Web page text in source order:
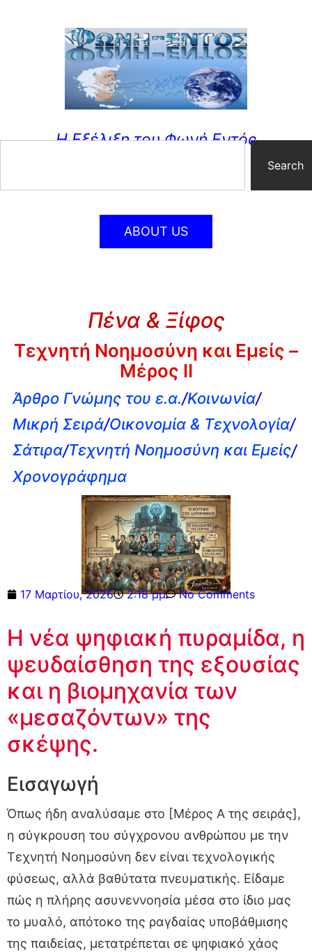
Η Εξέλιξη του Φωνή Εντός
Search
ABOUT US
Πένα & Ξίφος
Τεχνητή Νοημοσύνη και Εμείς –
Μέρος ΙΙ
Άρθρο Γνώμης του ε.α./Κοινωνία/
Μικρή Σειρά/Οικονομία & Τεχνολογία/
Σάτιρα/Τεχνητή Νοημοσύνη και Εμείς/
Χρονογράφημα
17 Μαρτίου, 2026 2:18 μμ No Comments
Η νέα ψηφιακή πυραμίδα, η
ψευδαίσθηση της εξουσίας
και η βιομηχανία των
«μεσαζόντων» της
σκέψης.
Εισαγωγή
Όπως ήδη αναλύσαμε στο [Μέρος Α της σειράς],
η σύγκρουση του σύγχρονου ανθρώπου με την
Τεχνητή Νοημοσύνη δεν είναι τεχνολογικής
φύσεως, αλλά βαθύτατα πνευματικής. Είδαμε
πώς η πλήρης ασυνεννοησία μέσα στο ίδιο μας
το μυαλό, απότοκο της ραγδαίας υποβάθμισης
της παιδείας, μετατρέπεται σε ψηφιακό χάος